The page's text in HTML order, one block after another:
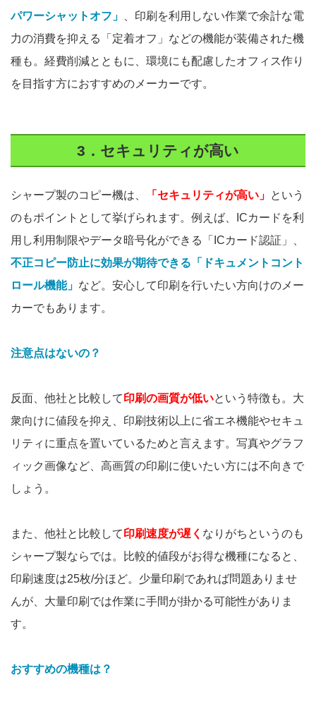
パワーシャットオフ」
、印刷を利用しない作業で余計な電
力の消費を抑える「定着オフ」などの機能が装備された機
種も。経費削減とともに、環境にも配慮したオフィス作り
を目指す方におすすめのメーカーです。
3．セキュリティが高い
シャープ製のコピー機は、 「セキュリティが高い」 という
のもポイントとして挙げられます。例えば、ICカードを利
用し利用制限やデータ暗号化ができる「ICカード認証」、
不正コピー防止に効果が期待できる「ドキュメントコント
ロール機能」 など。安心して印刷を行いたい方向けのメー
カーでもあります。
注意点はないの？
反面、他社と比較して印刷の画質が低いという特徴も。大
衆向けに値段を抑え、印刷技術以上に省エネ機能やセキュ
リティに重点を置いているためと言えます。写真やグラフ
ィック画像など、高画質の印刷に使いたい方には不向きで
しょう。
また、他社と比較して印刷速度が遅く なりがちというのも
シャープ製ならでは。比較的値段がお得な機種になると、
印刷速度は25枚/分ほど。少量印刷であれば問題ありませ
んが、大量印刷では作業に手間が掛かる可能性がありま
す。
おすすめの機種は？